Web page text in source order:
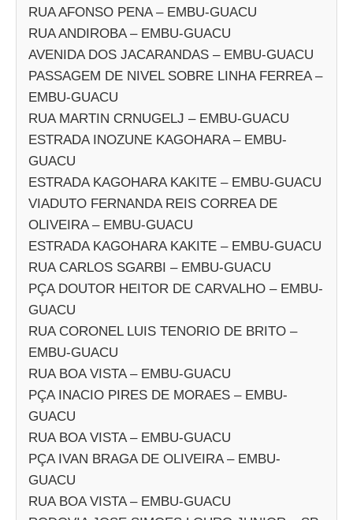
RUA AFONSO PENA – EMBU-GUACU
RUA ANDIROBA – EMBU-GUACU
AVENIDA DOS JACARANDAS – EMBU-GUACU
PASSAGEM DE NIVEL SOBRE LINHA FERREA –
EMBU-GUACU
RUA MARTIN CRNUGELJ – EMBU-GUACU
ESTRADA INOZUNE KAGOHARA – EMBU-
GUACU
ESTRADA KAGOHARA KAKITE – EMBU-GUACU
VIADUTO FERNANDA REIS CORREA DE
OLIVEIRA – EMBU-GUACU
ESTRADA KAGOHARA KAKITE – EMBU-GUACU
RUA CARLOS SGARBI – EMBU-GUACU
PÇA DOUTOR HEITOR DE CARVALHO – EMBU-
GUACU
RUA CORONEL LUIS TENORIO DE BRITO –
EMBU-GUACU
RUA BOA VISTA – EMBU-GUACU
PÇA INACIO PIRES DE MORAES – EMBU-
GUACU
RUA BOA VISTA – EMBU-GUACU
PÇA IVAN BRAGA DE OLIVEIRA – EMBU-
GUACU
RUA BOA VISTA – EMBU-GUACU